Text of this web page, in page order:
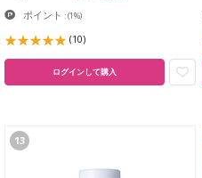
ポイント :(1%)
(10)
ログインして購入
13